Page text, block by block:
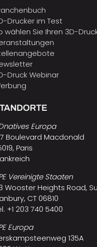
Drucker im Test
wählen Sie Ihren 3D-
Druck Webinar
Europa
Boulevard Macdonald
Paris
Vereinigte Staaten
Wooster Heights Road,
CT 06810
+1 203 740 5400
Europa
135A